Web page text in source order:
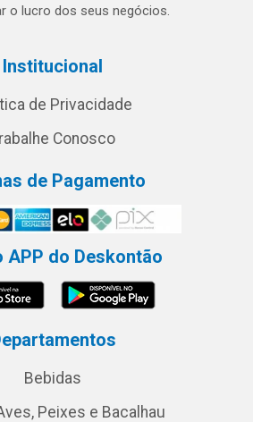
o lucro dos seus negócios.
Institucional
de Privacidade
Conosco
de Pagamento
APP do Deskontão
Bebidas
Peixes e Bacalhau